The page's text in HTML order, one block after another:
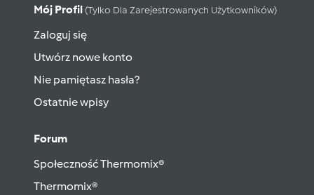
Mój Profil (tylko Dla Zarejestrowanych Użytkowników)
Zaloguj się
Utwórz nowe konto
Nie pamiętasz hasła?
Ostatnie wpisy
Forum
Społeczność Thermomix®
Thermomix®